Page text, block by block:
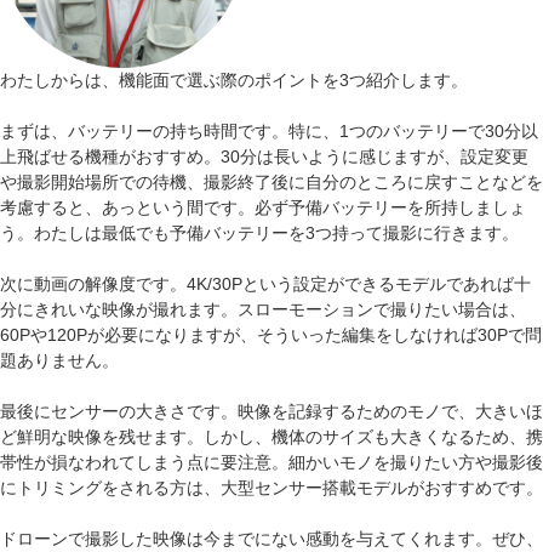
わたしからは、機能面で選ぶ際のポイントを3つ紹介します。
まずは、バッテリーの持ち時間です。特に、1つのバッテリーで30分以
上飛ばせる機種がおすすめ。30分は長いように感じますが、設定変更
や撮影開始場所での待機、撮影終了後に自分のところに戻すことなどを
考慮すると、あっという間です。必ず予備バッテリーを所持しましょ
う。わたしは最低でも予備バッテリーを3つ持って撮影に行きます。
次に動画の解像度です。4K/30Pという設定ができるモデルであれば十
分にきれいな映像が撮れます。スローモーションで撮りたい場合は、
60Pや120Pが必要になりますが、そういった編集をしなければ30Pで問
題ありません。
最後にセンサーの大きさです。映像を記録するためのモノで、大きいほ
ど鮮明な映像を残せます。しかし、機体のサイズも大きくなるため、携
帯性が損なわれてしまう点に要注意。細かいモノを撮りたい方や撮影後
にトリミングをされる方は、大型センサー搭載モデルがおすすめです。
ドローンで撮影した映像は今までにない感動を与えてくれます。ぜひ、